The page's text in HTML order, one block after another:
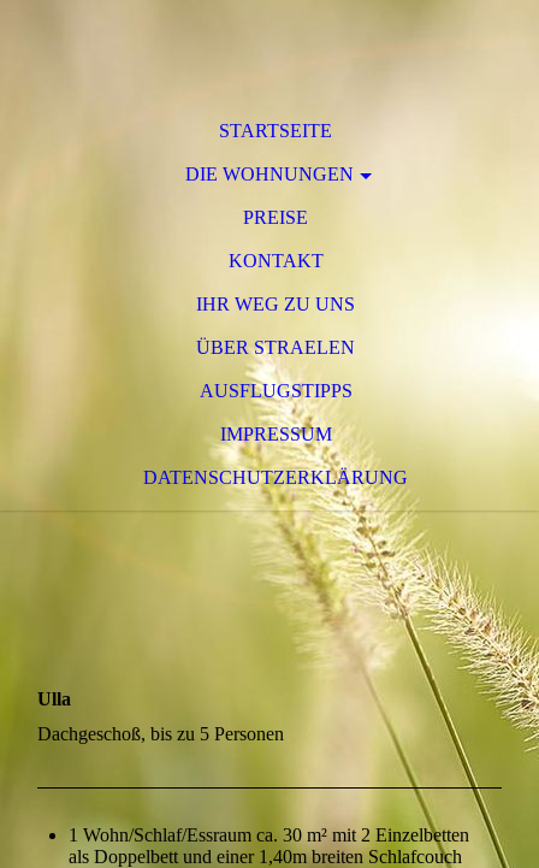
STARTSEITE
DIE WOHNUNGEN
PREISE
KONTAKT
IHR WEG ZU UNS
ÜBER STRAELEN
AUSFLUGSTIPPS
IMPRESSUM
DATENSCHUTZERKLÄRUNG
Ulla
Dachgeschoß, bis zu 5 Personen
1 Wohn/Schlaf/Essraum ca. 30 m² mit 2 Einzelbetten
als Doppelbett und einer 1,40m breiten Schlafcouch